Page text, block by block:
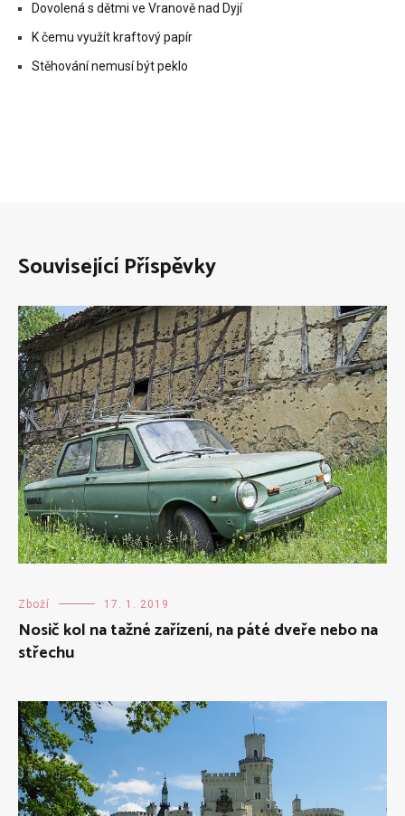
Dovolená s dětmi ve Vranově nad Dyjí
K čemu využít kraftový papír
Stěhování nemusí být peklo
Související Příspěvky
Zboží 17. 1. 2019
Nosič kol na tažné zařízení, na páté dveře nebo na
střechu